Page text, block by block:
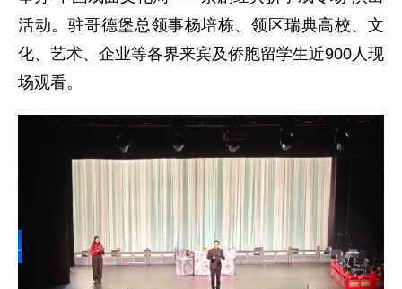
活动。驻哥德堡总领事杨培栋、领区瑞典高校、文
化、艺术、企业等各界来宾及侨胞留学生近900人现
场观看。